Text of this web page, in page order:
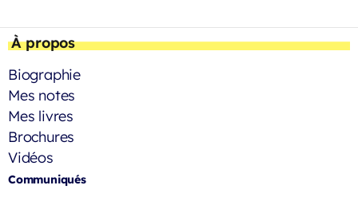
À propos
Biographie
Mes notes
Mes livres
Brochures
Vidéos
Communiqués